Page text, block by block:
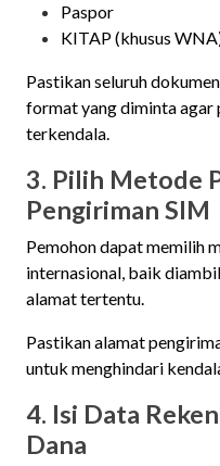
Paspor
KITAP (khusus
Pastikan seluruh
format yang diminta
terkendala.
3. Pilih Metode
Pengiriman SIM
Pemohon dapat memilih
internasional, baik
alamat tertentu.
Pastikan alamat
untuk menghindari
4. Isi Data
Dana